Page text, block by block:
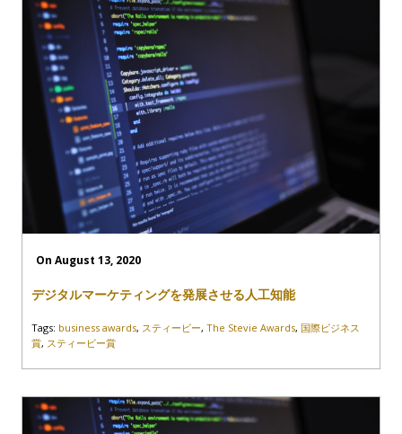
On August 13, 2020
デジタルマーケティングを発展させる人工知能
Tags: business awards, スティービー, The Stevie Awards, 国際ビジネス
賞, スティービー賞